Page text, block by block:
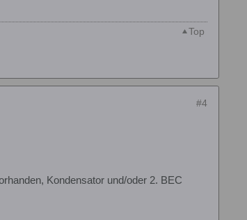
Top
#4
Kondensator und/oder 2. BEC